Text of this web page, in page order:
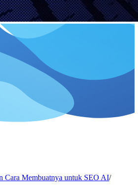
Cara Membuatnya untuk SEO AI/